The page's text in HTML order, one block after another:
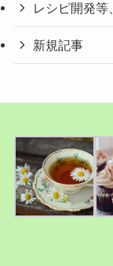
レシピ開発
新規記事